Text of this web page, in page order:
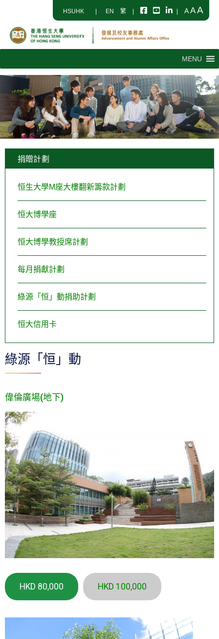
HSUHK EN 繁 AAA
MENU
捐贈計劃
恒生大學M座大樓翻新籌款計劃
恒大博學座
恒大博學教授席計劃
每月捐獻計劃
綠源「恒」動捐助計劃
恒大信用卡
綠源「恒」動
偉倫廣場(地下)
HKD 80,000 HKD 100,000